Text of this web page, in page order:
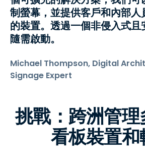
制螢幕，並提供客戶和內部
的裝置。透過一個非侵入式
隨需啟動。
Michael Thompson, Digital
Signage Expert
挑戰：跨洲管
看板裝置